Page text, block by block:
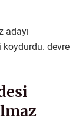
adayı
devre